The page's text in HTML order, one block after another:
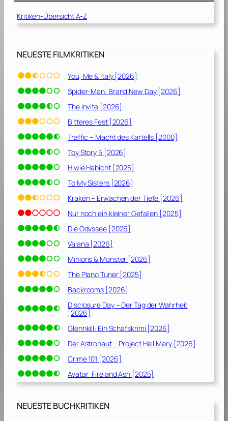
]
Kritiken-Übersicht A-Z
NEUESTE FILMKRITIKEN
You, Me & Italy [2026]
Spider-Man: Brand New Day [2026]
The Invite [2026]
Bitteres Fest [2026]
Traffic – Macht des Kartells [2000]
Toy Story 5 [2026]
H wie Habicht [2025]
To My Sisters [2026]
Kraken – Erwachen der Tiefe [2026]
Nur noch ein kleiner Gefallen [2025]
Die Odyssee [2026]
Vaiana [2026]
Minions & Monster [2026]
The Piano Tuner [2025]
Backrooms [2026]
Disclosure Day – Der Tag der Wahrheit
[2026]
Glennkill: Ein Schafskrimi [2026]
Der Astronaut – Project Hail Mary [2026]
Crime 101 [2026]
Avatar: Fire and Ash [2025]
NEUESTE BUCHKRITIKEN